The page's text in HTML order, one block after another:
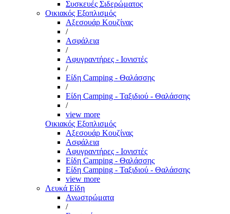
Συσκευές Σιδερώματος
Οικιακός Εξοπλισμός
Αξεσουάρ Κουζίνας
/
Ασφάλεια
/
Αφυγραντήρες - Ιονιστές
/
Είδη Camping - Θαλάσσης
/
Είδη Camping - Ταξιδιού - Θαλάσσης
/
view more
Οικιακός Εξοπλισμός
Αξεσουάρ Κουζίνας
Ασφάλεια
Αφυγραντήρες - Ιονιστές
Είδη Camping - Θαλάσσης
Είδη Camping - Ταξιδιού - Θαλάσσης
view more
Λευκά Είδη
Ανωστρώματα
/